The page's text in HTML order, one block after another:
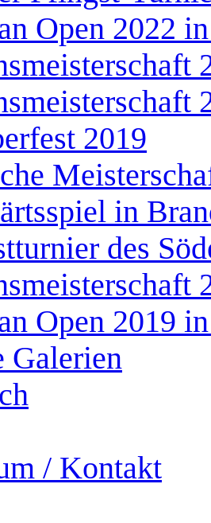
Open 2022
2019
in
des
Open 2019
Galerien
/ Kontakt